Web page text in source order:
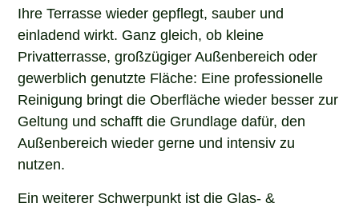
Ihre Terrasse wieder gepflegt, sauber und
einladend wirkt. Ganz gleich, ob kleine
Privatterrasse, großzügiger Außenbereich oder
gewerblich genutzte Fläche: Eine professionelle
Reinigung bringt die Oberfläche wieder besser zur
Geltung und schafft die Grundlage dafür, den
Außenbereich wieder gerne und intensiv zu
nutzen.
Ein weiterer Schwerpunkt ist die Glas- &